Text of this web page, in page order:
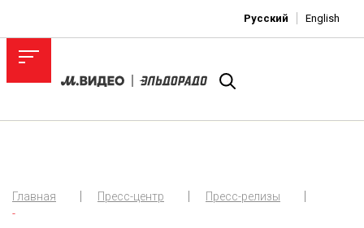
Русский English
Главная Пресс-центр
Пресс-релизы
-